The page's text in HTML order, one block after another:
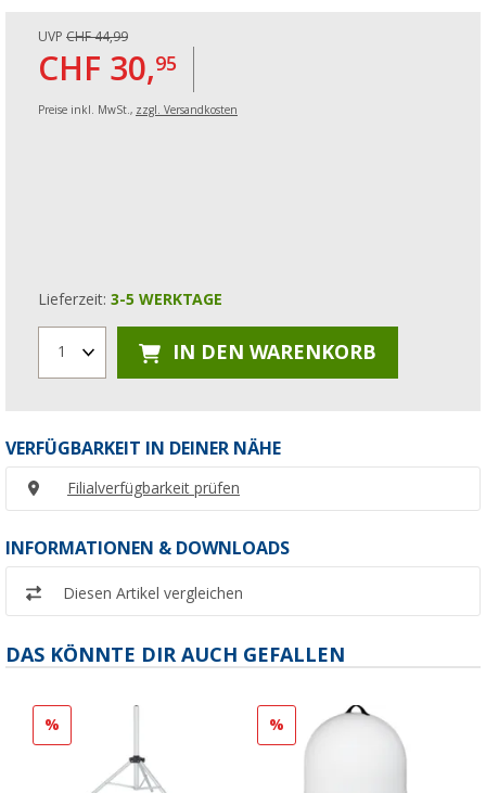
UVP CHF 44,99
CHF 30,95
Preise inkl. MwSt., zzgl. Versandkosten
Lieferzeit: 3-5 WERKTAGE
1 IN DEN WARENKORB
VERFÜGBARKEIT IN DEINER NÄHE
Filialverfügbarkeit prüfen
INFORMATIONEN & DOWNLOADS
Diesen Artikel vergleichen
DAS KÖNNTE DIR AUCH GEFALLEN
% %